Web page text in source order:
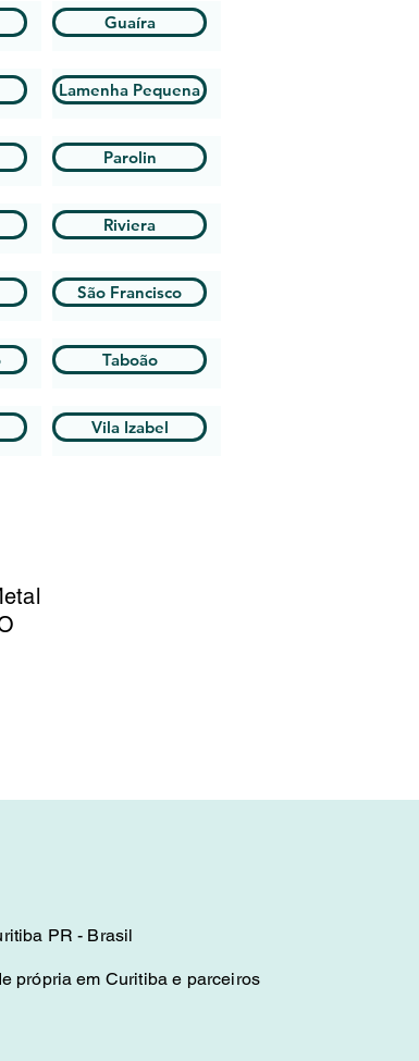
Guaíra
Lamenha Pequena
Parolin
Riviera
São Francisco
Taboão
Vila Izabel
PR - Brasil
própria em Curitiba e parceiros